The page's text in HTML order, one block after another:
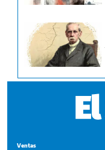
Ventas